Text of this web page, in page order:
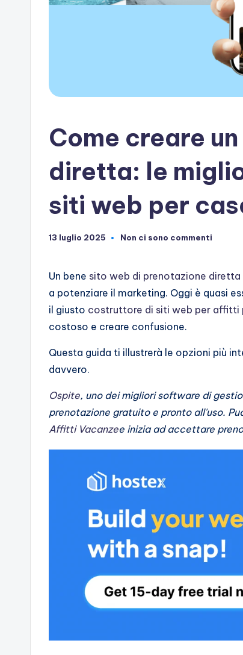
artificiale
Come creare
diretta: le
siti web per
13 luglio 2025 Non ci sono commenti
Un bene sito web di prenotazione diretta
a potenziare il marketing. Oggi è quasi
il giusto costruttore di siti web per affitti
costoso e creare confusione.
Questa guida ti illustrerà le opzioni più
davvero.
Ospite, uno dei migliori software di
prenotazione gratuito e pronto all'uso.
Affitti Vacanzee inizia ad accettare